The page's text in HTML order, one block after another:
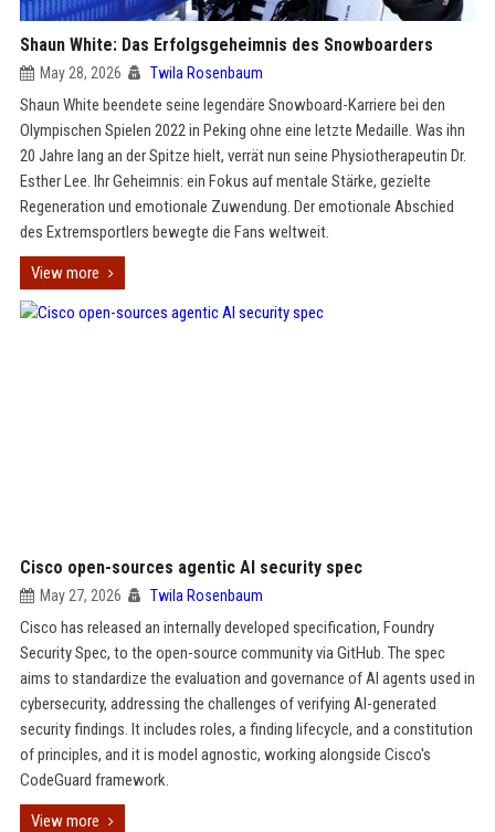
Shaun White: Das Erfolgsgeheimnis des Snowboarders
May 28, 2026 Twila Rosenbaum
Shaun White beendete seine legendäre Snowboard-Karriere bei den
Olympischen Spielen 2022 in Peking ohne eine letzte Medaille. Was ihn
20 Jahre lang an der Spitze hielt, verrät nun seine Physiotherapeutin Dr.
Esther Lee. Ihr Geheimnis: ein Fokus auf mentale Stärke, gezielte
Regeneration und emotionale Zuwendung. Der emotionale Abschied
des Extremsportlers bewegte die Fans weltweit.
View more
Cisco open-sources agentic AI security spec
May 27, 2026 Twila Rosenbaum
Cisco has released an internally developed specification, Foundry
Security Spec, to the open-source community via GitHub. The spec
aims to standardize the evaluation and governance of AI agents used in
cybersecurity, addressing the challenges of verifying AI-generated
security findings. It includes roles, a finding lifecycle, and a constitution
of principles, and it is model agnostic, working alongside Cisco's
CodeGuard framework.
View more